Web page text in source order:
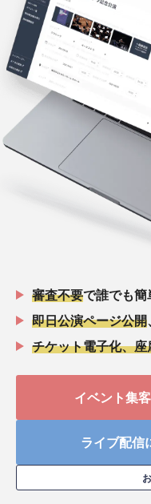
審査不要で誰でも簡
即日公演ページ公開
チケット電子化、
イベント集
ライブ配信